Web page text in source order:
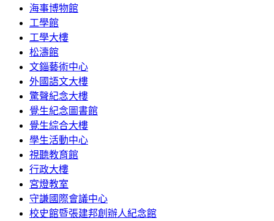
海事博物館
工學館
工學大樓
松濤館
文錙藝術中心
外國語文大樓
驚聲紀念大樓
覺生紀念圖書館
覺生綜合大樓
學生活動中心
視聽教育館
行政大樓
宮燈教室
守謙國際會議中心
校史館暨張建邦創辦人紀念館